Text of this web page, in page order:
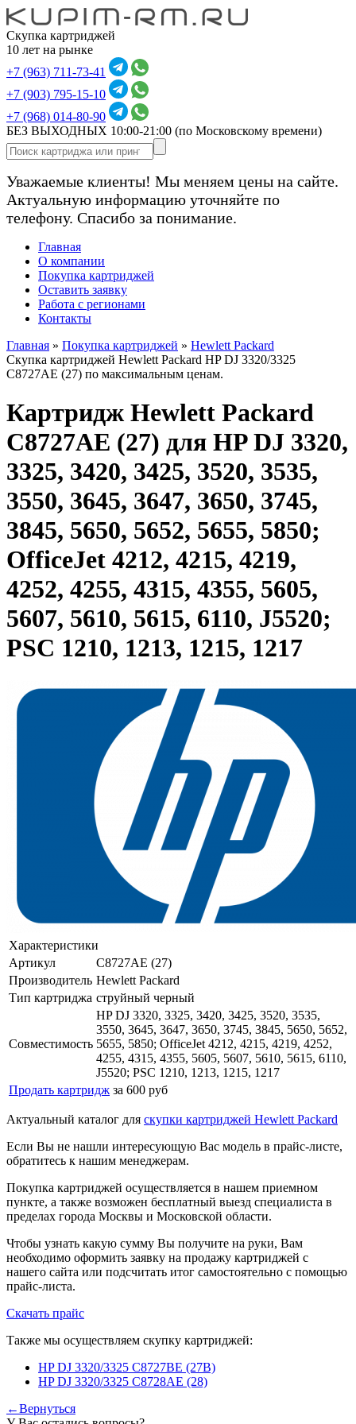
Скупка картриджей
10 лет на рынке
+7 (963) 711-73-41
+7 (903) 795-15-10
+7 (968) 014-80-90
БЕЗ ВЫХОДНЫХ 10:00-21:00 (по Московскому времени)
Уважаемые клиенты! Мы меняем цены на сайте.
Актуальную информацию уточняйте по
телефону. Спасибо за понимание.
Главная
О компании
Покупка картриджей
Оставить заявку
Работа с регионами
Контакты
Главная » Покупка картриджей » Hewlett Packard
Скупка картриджей Hewlett Packard HP DJ 3320/3325
C8727AE (27) по максимальным ценам.
Картридж Hewlett Packard
C8727AE (27) для HP DJ 3320,
3325, 3420, 3425, 3520, 3535,
3550, 3645, 3647, 3650, 3745,
3845, 5650, 5652, 5655, 5850;
OfficeJet 4212, 4215, 4219,
4252, 4255, 4315, 4355, 5605,
5607, 5610, 5615, 6110, J5520;
PSC 1210, 1213, 1215, 1217
Характеристики
Артикул
C8727AE (27)
Производитель Hewlett Packard
Тип картриджа струйный черный
Совместимость
HP DJ 3320, 3325, 3420, 3425, 3520, 3535,
3550, 3645, 3647, 3650, 3745, 3845, 5650, 5652,
5655, 5850; OfficeJet 4212, 4215, 4219, 4252,
4255, 4315, 4355, 5605, 5607, 5610, 5615, 6110,
J5520; PSC 1210, 1213, 1215, 1217
Продать картридж за 600 руб
Актуальный каталог для скупки картриджей Hewlett Packard
Если Вы не нашли интересующую Вас модель в прайс-листе,
обратитесь к нашим менеджерам.
Покупка картриджей осуществляется в нашем приемном
пункте, а также возможен бесплатный выезд специалиста в
пределах города Москвы и Московской области.
Чтобы узнать какую сумму Вы получите на руки, Вам
необходимо оформить заявку на продажу картриджей с
нашего сайта или подсчитать итог самостоятельно с помощью
прайс-листа.
Скачать прайс
Также мы осуществляем скупку картриджей:
HP DJ 3320/3325 C8727BE (27B)
HP DJ 3320/3325 C8728AE (28)
←Вернуться